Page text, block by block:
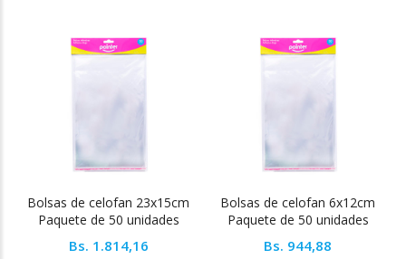
Bolsas de celofan 23x15cm
Paquete de 50 unidades
Bs. 1.814,16
Bolsas de celofan 6x12cm
Paquete de 50 unidades
Bs. 944,88